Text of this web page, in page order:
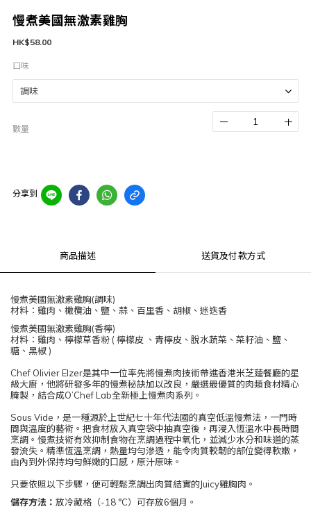
慢煮美國無激素雞胸
HK$58.00
口味
數量
分享到
商品描述 送貨及付款方式
慢煮美國無激素雞胸(調味)
材料：雞肉、橄欖油、鹽、蒜、百里香、胡椒、迷迭香
慢煮美國無激素雞胸(香檸)
材料：雞肉、檸檬草香粉 ( 檸檬皮 、青檸皮、脫水蔬菜、菜籽油、鹽、
糖、黑椒 )
Chef Olivier Elzer是其中一位率先將慢煮肉技術帶進香港米芝蓮餐廳的星
級大廚，他將研發多年的慢煮秘訣加以改良，嚴選最優質的肉類食材精心
腌製，結合成O’Chef Lab全新極上慢煮肉系列。
Sous Vide，是一種源於上世紀七十年代法國的真空低溫慢煮法，一門時
間與溫度的藝術。把食材放入真空袋中抽真空後，再浸入恆溫水中長時間
烹調。慢煮技術有效抑制食物在烹調過程中氧化，並減少水分和味道的蒸
發流失。精準恆溫烹調，熱量均勻滲透，能令肉質較韌的部位變得軟嫩，
由內到外保持均勻鮮嫩的口感，原汁原味。
只要依照以下步驟，便可輕鬆烹調出肉質結實的Juicy雞胸肉。
儲存方法： 放冷藏格（-18 °C）可存放6個月。